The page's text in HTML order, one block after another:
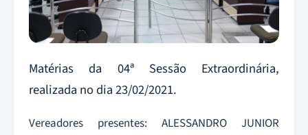
Matérias da 04ª Sessão Extraordinária,
realizada no dia 23/02/2021.
Vereadores presentes: ALESSANDRO JUNIOR